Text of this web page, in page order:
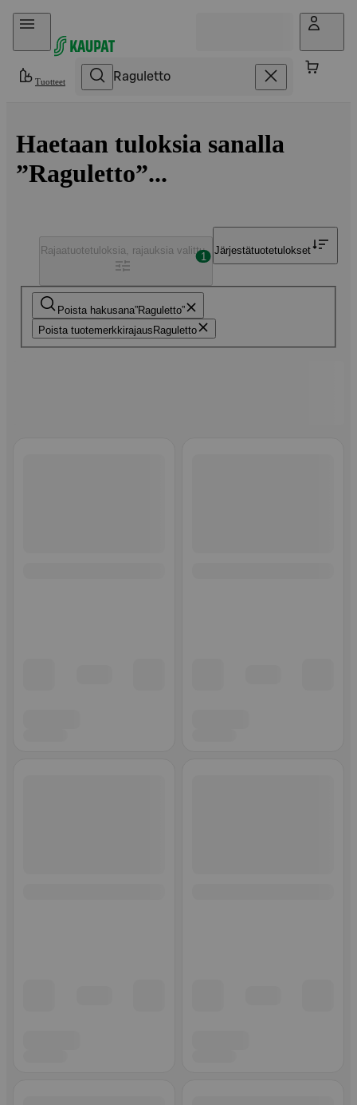
Hyppää sisältöön
Tuotteet
Haetaan tuloksia sanalla
”Raguletto”...
Poista hakusana Raguletto
Poista tuotemerkkirajaus Raguletto
Rajaatuotetuloksia, rajauksia valittu
1
Järjestätuotetulokset